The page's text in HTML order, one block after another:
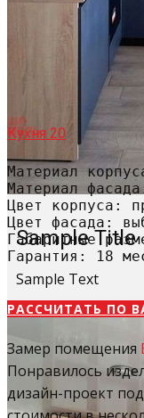
Sample Title
Sample Text
Кухня 20
Материал
Материал
Цвет корпуса:
Цвет фасада:
Габаритные
Гарантия: 18
РАССЧИТАТЬ​ ПО
Замер помещения
Понравилось
дизайн-проект